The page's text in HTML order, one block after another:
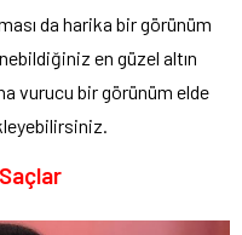
da harika bir görünüm
en güzel altın
vurucu bir görünüm elde